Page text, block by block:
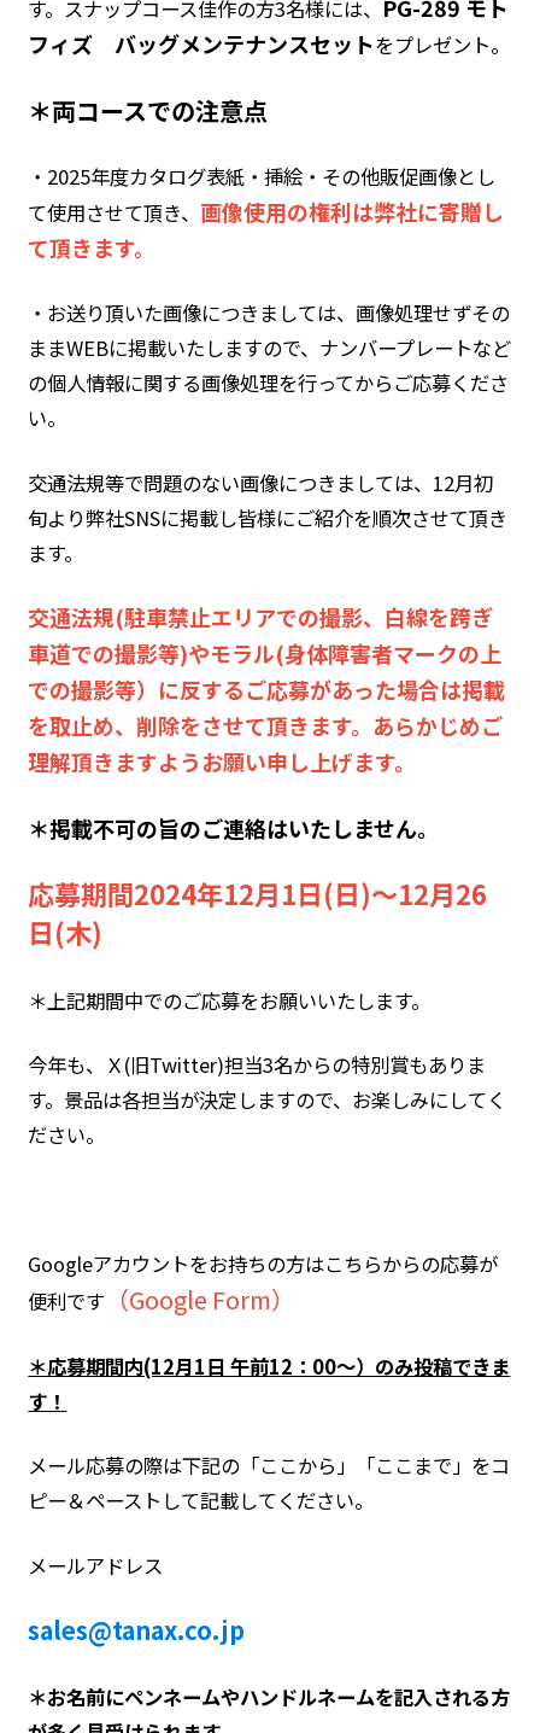
す。スナップコース佳作の方3名様には、 PG-289 モト
フィズ バッグメンテナンスセットをプレゼント。
＊両コースでの注意点
・2025年度カタログ表紙・挿絵・その他販促画像とし
て使用させて頂き、 画像使用の権利は弊社に寄贈し
て頂きます。
・お送り頂いた画像につきましては、画像処理せずその
ままWEBに掲載いたしますので、ナンバープレートなど
の個人情報に関する画像処理を行ってからご応募くださ
い。
交通法規等で問題のない画像につきましては、12月初
旬より弊社SNSに掲載し皆様にご紹介を順次させて頂き
ます。
交通法規(駐車禁止エリアでの撮影、白線を跨ぎ
車道での撮影等)やモラル(身体障害者マークの上
での撮影等）に反するご応募があった場合は掲載
を取止め、削除をさせて頂きます。あらかじめご
理解頂きますようお願い申し上げます。
＊掲載不可の旨のご連絡はいたしません。
応募期間2024年12月1日(日)～12月26
日(木)
＊上記期間中でのご応募をお願いいたします。
今年も、Ｘ(旧Twitter)担当3名からの特別賞もありま
す。景品は各担当が決定しますので、お楽しみにしてく
ださい。
Googleアカウントをお持ちの方はこちらからの応募が
便利です
（Google Form）
＊応募期間内(12月1日 午前12：00～）のみ投稿できま
す！
メール応募の際は下記の「ここから」「ここまで」をコ
ピー＆ペーストして記載してください。
メールアドレス
sales@tanax.co.jp
＊お名前にペンネームやハンドルネームを記入される方